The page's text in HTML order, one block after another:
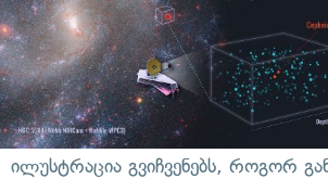
ილუსტრაცია გვიჩვენებს, როგორ